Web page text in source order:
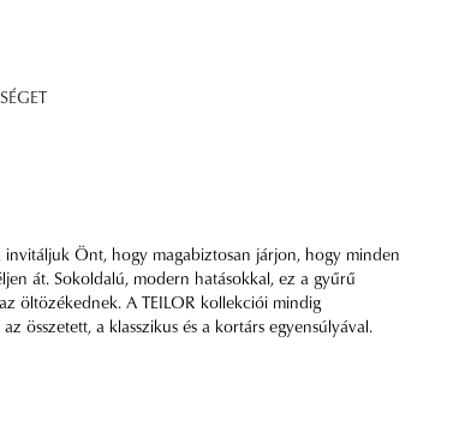
invitáljuk Önt, hogy magabiztosan járjon, hogy minden
át. Sokoldalú, modern hatásokkal, ez a gyűrű
öltözékednek. A TEILOR kollekciói mindig
összetett, a klasszikus és a kortárs egyensúlyával.